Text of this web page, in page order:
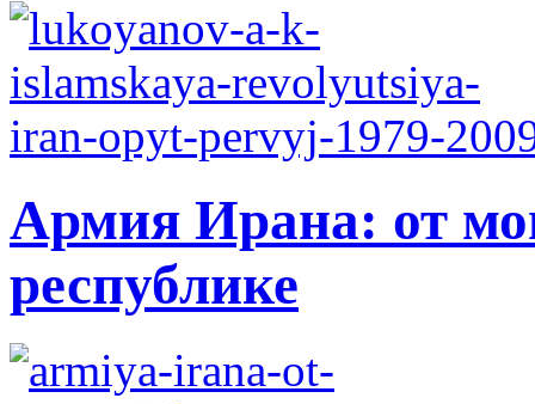
Армия Ирана: от
республике